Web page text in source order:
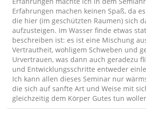
Erfahrungen machen keinen Spaß, da
die hier (im geschützten Raumen) sich
aufzusteigen. Im Wasser finde etwas
beschreiben ist: es ist eine Mischung
Vertrautheit, wohligem Schweben und
Urvertrauen, was dann auch geradezu
und Entwicklungsschritte entweder
Ich kann allen dieses Seminar nur
die sich auf sanfte Art und Weise mit
gleichzeitig dem Körper Gutes tun